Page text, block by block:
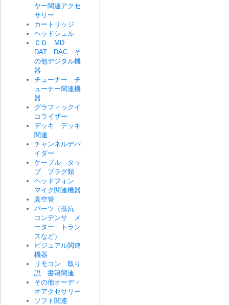
ヤー関連アクセ
サリー
カートリッジ
ヘッドシェル
ＣＤ MD
DAT DAC そ
の他デジタル機
器
チューナー チ
ューナー関連機
器
グラフィックイ
コライザー
デッキ デッキ
関連
チャンネルデバ
イダー
ケーブル タッ
プ プラグ類
ヘッドフォン
マイク関連機器
真空管
パーツ（抵抗
コンデンサ メ
ーター トラン
スなど）
ビジュアル関連
機器
リモコン 取り
説 書籍関連
その他オーディ
オアクセサリー
ソフト関連